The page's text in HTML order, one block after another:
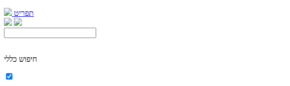
תפריט
חיפוש כללי